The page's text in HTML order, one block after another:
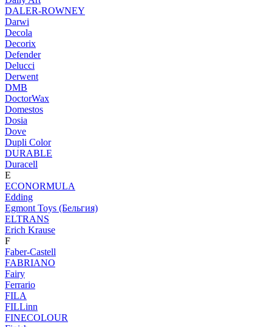
DALER-ROWNEY
Darwi
Decola
Decorix
Defender
Delucci
Derwent
DMB
DoctorWax
Domestos
Dosia
Dove
Dupli Color
DURABLE
Duracell
E
ECONORMULA
Edding
Egmont Toys (Бельгия)
ELTRANS
Erich Krause
F
Faber-Castell
FABRIANO
Fairy
Ferrario
FILA
FILLinn
FINECOLOUR